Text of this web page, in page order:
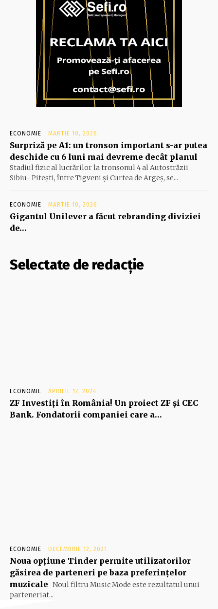
ECONOMIE MARTIE 10, 2026
Surpriză pe A1: un tronson important s-ar putea
deschide cu 6 luni mai devreme decât planul
Stadiul fizic al lucrărilor la tronsonul 4 al Autostrăzii
Sibiu- Piteşti, între Tigveni şi Curtea de Argeş, se...
ECONOMIE MARTIE 10, 2026
Gigantul Unilever a făcut rebranding diviziei
de…
Selectate de redacție
ECONOMIE APRILIE 17, 2024
ZF Investiţi în România! Un proiect ZF şi CEC
Bank. Fondatorii companiei care a…
ECONOMIE DECEMBRIE 12, 2021
Noua opțiune Tinder permite utilizatorilor
găsirea de parteneri pe baza preferințelor
muzicale Noul filtru Music Mode este rezultatul unui
parteneriat...